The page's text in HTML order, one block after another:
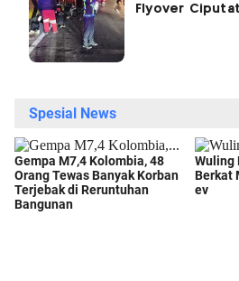
Flyover Ciputat